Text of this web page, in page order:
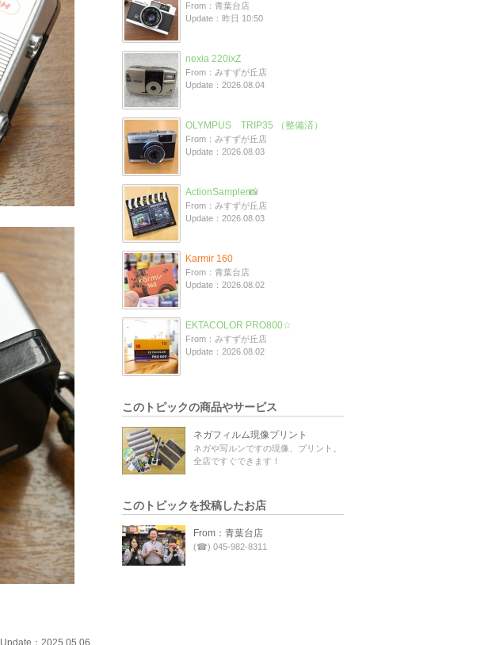
Update：2025.05.06
From：青葉台店
Update：昨日 10:50
nexia 220ixZ
From：みすずが丘店
Update：2026.08.04
OLYMPUS TRIP35 （整備済）
From：みすずが丘店
Update：2026.08.03
ActionSampler📸
From：みすずが丘店
Update：2026.08.03
Karmir 160
From：青葉台店
Update：2026.08.02
EKTACOLOR PRO800☆
From：みすずが丘店
Update：2026.08.02
このトピックの商品やサービス
ネガフィルム現像プリント
ネガや写ルンですの現像、プリント。
全店ですぐできます！
このトピックを投稿したお店
From：青葉台店
(☎) 045-982-8311